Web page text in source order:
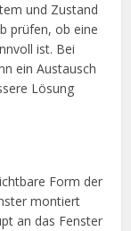
und Zustand
prüfen, ob eine
ist. Bei
ein Austausch
Lösung
Form der
montiert
an das Fenster